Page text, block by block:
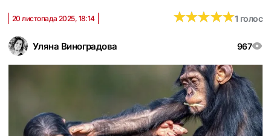
Уляна Виноградова 967
20 листопада 2025, 18:14 ★★★★★
★★★★★1 голос